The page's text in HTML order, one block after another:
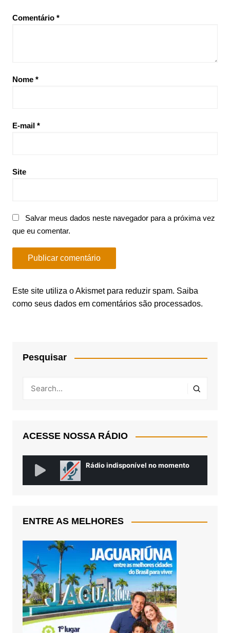
Comentário *
Nome *
E-mail *
Site
Salvar meus dados neste navegador para a próxima vez
que eu comentar.
Este site utiliza o Akismet para reduzir spam. Saiba
como seus dados em comentários são processados.
Pesquisar
ACESSE NOSSA RÁDIO
ENTRE AS MELHORES